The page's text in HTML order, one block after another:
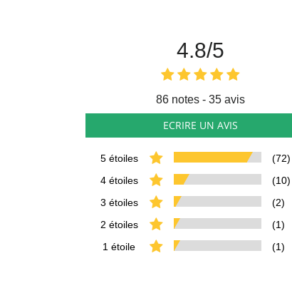
4.8/5
86 notes - 35 avis
ECRIRE UN AVIS
5 étoiles
(72)
4 étoiles
(10)
3 étoiles
(2)
2 étoiles
(1)
1 étoile
(1)